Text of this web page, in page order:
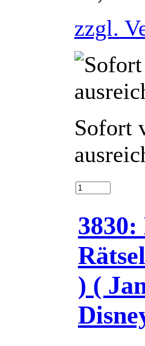
zzgl.
Sofort
) (